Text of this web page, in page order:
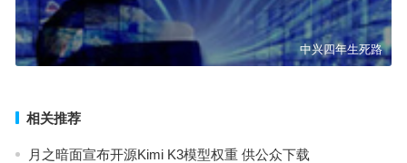
中兴四年生死路
相关推荐
月之暗面宣布开源Kimi K3模型权重 供公众下载